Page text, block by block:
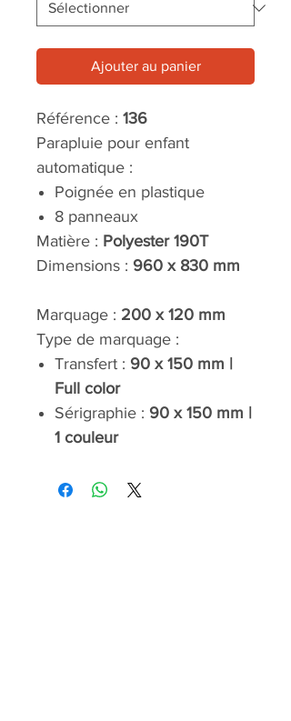
Ajouter au panier
Référence : 136
Parapluie pour enfant
automatique :
Poignée en plastique
8 panneaux
Matière : Polyester 190T
Dimensions : 960 x 830 mm
Marquage : 200 x 120 mm
Type de marquage :
Transfert : 90 x 150 mm |
Full color
Sérigraphie : 90 x 150 mm |
1 couleur